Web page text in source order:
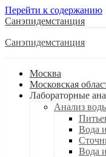
Перейти к содержанию
Санэпидемстанция
Санэпидемстанция
Москва
Московская
Лабораторные
Анализ
Вода
Вода